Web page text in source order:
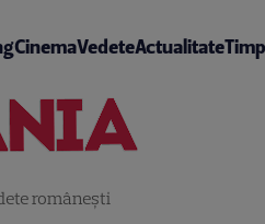
CinemaVedeteActualitate
româneşti